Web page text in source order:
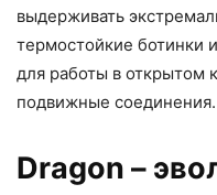
выдерживать
термостойкие ботинки
для работы в открытом
подвижные соединения.
Dragon –